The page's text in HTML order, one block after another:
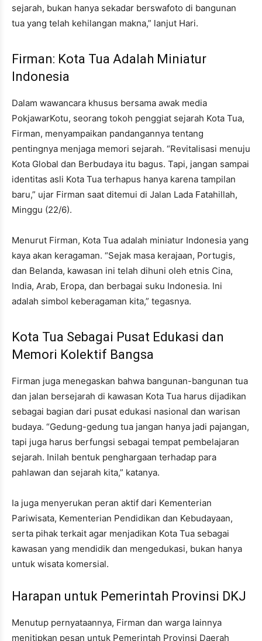
sejarah, bukan hanya sekadar berswafoto di bangunan
tua yang telah kehilangan makna,” lanjut Hari.
Firman: Kota Tua Adalah Miniatur
Indonesia
Dalam wawancara khusus bersama awak media
PokjawarKotu, seorang tokoh penggiat sejarah Kota Tua,
Firman, menyampaikan pandangannya tentang
pentingnya menjaga memori sejarah. “Revitalisasi menuju
Kota Global dan Berbudaya itu bagus. Tapi, jangan sampai
identitas asli Kota Tua terhapus hanya karena tampilan
baru,” ujar Firman saat ditemui di Jalan Lada Fatahillah,
Minggu (22/6).
Menurut Firman, Kota Tua adalah miniatur Indonesia yang
kaya akan keragaman. “Sejak masa kerajaan, Portugis,
dan Belanda, kawasan ini telah dihuni oleh etnis Cina,
India, Arab, Eropa, dan berbagai suku Indonesia. Ini
adalah simbol keberagaman kita,” tegasnya.
Kota Tua Sebagai Pusat Edukasi dan
Memori Kolektif Bangsa
Firman juga menegaskan bahwa bangunan-bangunan tua
dan jalan bersejarah di kawasan Kota Tua harus dijadikan
sebagai bagian dari pusat edukasi nasional dan warisan
budaya. “Gedung-gedung tua jangan hanya jadi pajangan,
tapi juga harus berfungsi sebagai tempat pembelajaran
sejarah. Inilah bentuk penghargaan terhadap para
pahlawan dan sejarah kita,” katanya.
Ia juga menyerukan peran aktif dari Kementerian
Pariwisata, Kementerian Pendidikan dan Kebudayaan,
serta pihak terkait agar menjadikan Kota Tua sebagai
kawasan yang mendidik dan mengedukasi, bukan hanya
untuk wisata komersial.
Harapan untuk Pemerintah Provinsi DKJ
Menutup pernyataannya, Firman dan warga lainnya
menitipkan pesan untuk Pemerintah Provinsi Daerah